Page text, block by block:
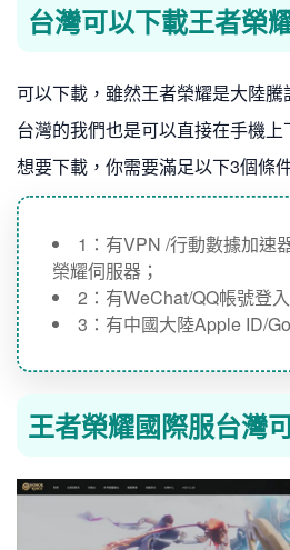
台灣可以下載王者榮
可以下載，雖然王者榮耀是大陸
台灣的我們也是可以直接在手機
想要下載，你需要滿足以下3個條
1：有VPN /行動數據加速
榮耀伺服器；
2：有WeChat/QQ帳號登
3：有中國大陸Apple ID/
王者榮耀國際服台灣